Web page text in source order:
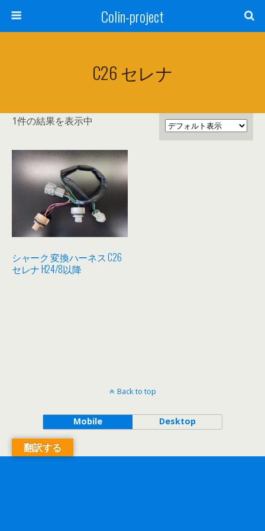
Colin-project
C26 セレナ
1件の結果を表示中
シャーク 変換ハーネス C26
セレナ H24/8以降
Back to top
Mobile Desktop
翻訳する